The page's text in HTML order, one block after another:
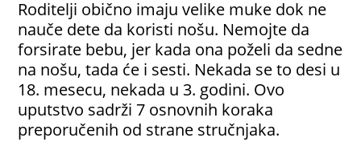
Roditelji obično imaju velike muke dok ne
nauče dete da koristi nošu. Nemojte da
forsirate bebu, jer kada ona poželi da sedne
na nošu, tada će i sesti. Nekada se to desi u
18. mesecu, nekada u 3. godini. Ovo
uputstvo sadrži 7 osnovnih koraka
preporučenih od strane stručnjaka.